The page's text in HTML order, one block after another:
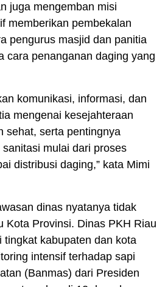
juga mengemban misi
memberikan pembekalan
pengurus masjid dan panitia
cara penanganan daging yang
komunikasi, informasi, dan
mengenai kesejahteraan
sehat, serta pentingnya
mulai dari proses
distribusi daging,” kata Mimi
dinas nyatanya tidak
Kota Provinsi. Dinas PKH Riau
tingkat kabupaten dan kota
intensif terhadap sapi
(Banmas) dari Presiden